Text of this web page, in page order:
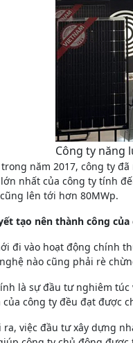
Công ty năng
năm 2017, công ty
nhất của công ty tính
lên tới hơn 80MWp.
tạo nên thành công
đi vào hoạt động chính
nào cũng phải rè
là sự đầu tư nghiêm túc
của công ty đều đạt được
ra, việc đầu tư xây dựng